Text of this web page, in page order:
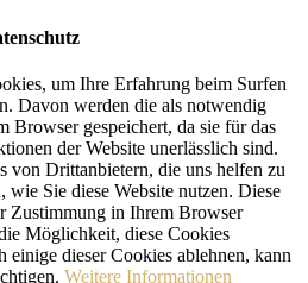
um Ihre Erfahrung beim Surfen
Davon werden die als notwendig
Browser gespeichert, da sie für das
der Website unerlässlich sind.
von Drittanbietern, die uns helfen zu
wie Sie diese Website nutzen. Diese
Zustimmung in Ihrem Browser
Möglichkeit, diese Cookies
einige dieser Cookies ablehnen, kann
Weitere Informationen